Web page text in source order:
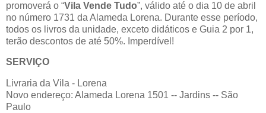
promoverá o “Vila Vende Tudo”, válido até o dia 10 de abril
no número 1731 da Alameda Lorena. Durante esse período,
todos os livros da unidade, exceto didáticos e Guia 2 por 1,
terão descontos de até 50%. Imperdível!
SERVIÇO
Livraria da Vila - Lorena
Novo endereço: Alameda Lorena 1501 -- Jardins -- São
Paulo